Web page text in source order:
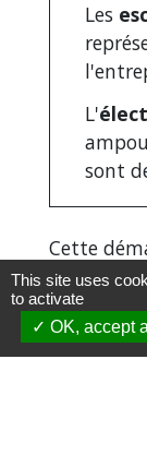
Les
L'
sont
Cette
This site uses
to activate
OK, accept all